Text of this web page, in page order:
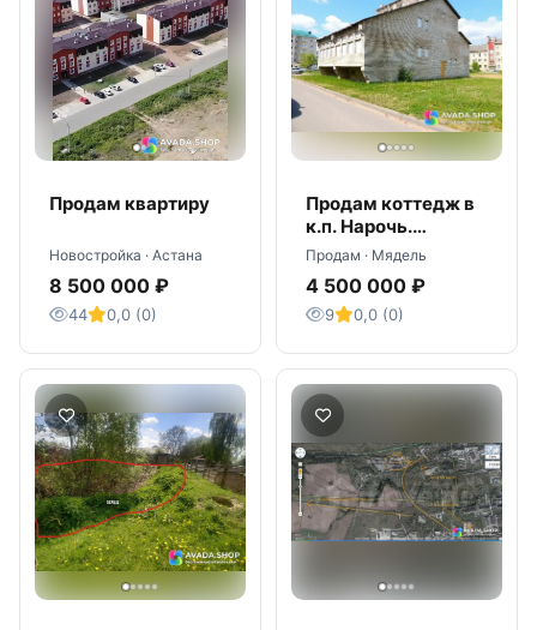
Продам квартиру
Новостройка · Астана
8 500 000 ₽
44 0,0 (0)
Продам коттедж в
к.п. Нарочь.
139км.от Минска
Продам · Мядель
4 500 000 ₽
9 0,0 (0)